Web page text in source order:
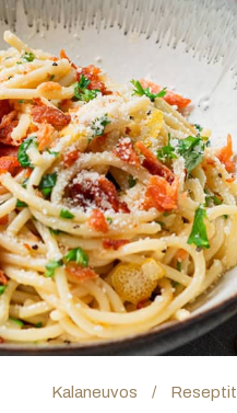
Kalaneuvos / Reseptit